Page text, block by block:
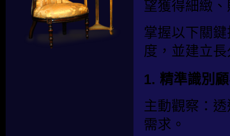
望獲得細緻
掌握以下關
度，並建立
1. 精準識別
主動觀察：
需求。